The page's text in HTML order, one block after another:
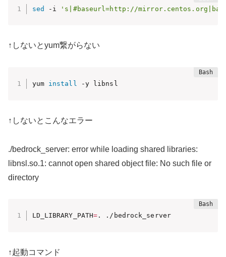
sed -i 's|#baseurl=http://
↑しないとyum繋がらない
yum install -y libnsl
↑しないとこんなエラー
./bedrock_server: error while loading shared libraries:
libnsl.so.1: cannot open shared object file: No such file or
directory
LD_LIBRARY_PATH= . ./bedrock_server
↑起動コマンド